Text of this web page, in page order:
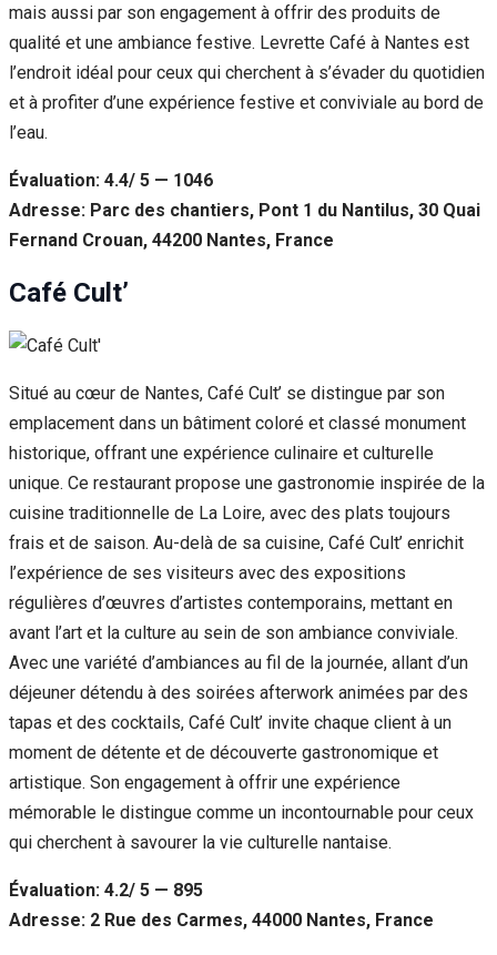
mais aussi par son engagement à offrir des produits de
qualité et une ambiance festive. Levrette Café à Nantes est
l’endroit idéal pour ceux qui cherchent à s’évader du quotidien
et à profiter d’une expérience festive et conviviale au bord de
l’eau.
Évaluation: 4.4/ 5 — 1046
Adresse: Parc des chantiers, Pont 1 du Nantilus, 30 Quai
Fernand Crouan, 44200 Nantes, France
Café Cult’
Situé au cœur de Nantes, Café Cult’ se distingue par son
emplacement dans un bâtiment coloré et classé monument
historique, offrant une expérience culinaire et culturelle
unique. Ce restaurant propose une gastronomie inspirée de la
cuisine traditionnelle de La Loire, avec des plats toujours
frais et de saison. Au-delà de sa cuisine, Café Cult’ enrichit
l’expérience de ses visiteurs avec des expositions
régulières d’œuvres d’artistes contemporains, mettant en
avant l’art et la culture au sein de son ambiance conviviale.
Avec une variété d’ambiances au fil de la journée, allant d’un
déjeuner détendu à des soirées afterwork animées par des
tapas et des cocktails, Café Cult’ invite chaque client à un
moment de détente et de découverte gastronomique et
artistique. Son engagement à offrir une expérience
mémorable le distingue comme un incontournable pour ceux
qui cherchent à savourer la vie culturelle nantaise.
Évaluation: 4.2/ 5 — 895
Adresse: 2 Rue des Carmes, 44000 Nantes, France